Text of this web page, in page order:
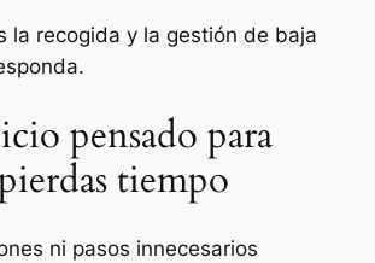
la recogida y la gestión de baja
pensado para
tiempo
ni pasos innecesarios